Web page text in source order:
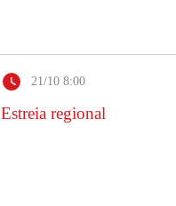
21/10 8:00
Estreia regional